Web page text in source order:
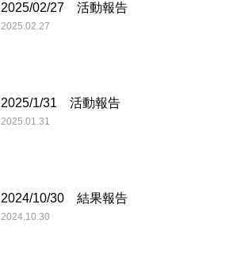
2025/02/27 活動報告
2025.02.27
2025/1/31 活動報告
2025.01.31
2024/10/30 結果報告
2024.10.30